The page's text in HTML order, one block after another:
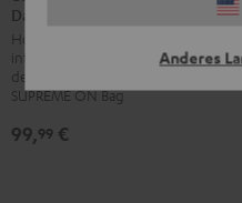
Anderes
Daypack
&
Daypack
Hochwertiger Stadtrucksack mit
integrierter, gefleecter Tasche für
den Teufel SUPREME ON oder die
SUPREME ON Bag
99,99 €